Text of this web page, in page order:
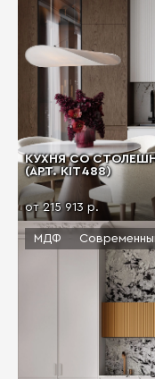
КУХНЯ СО
(АРТ. KIT488)
от 215 913 р.
МДФ